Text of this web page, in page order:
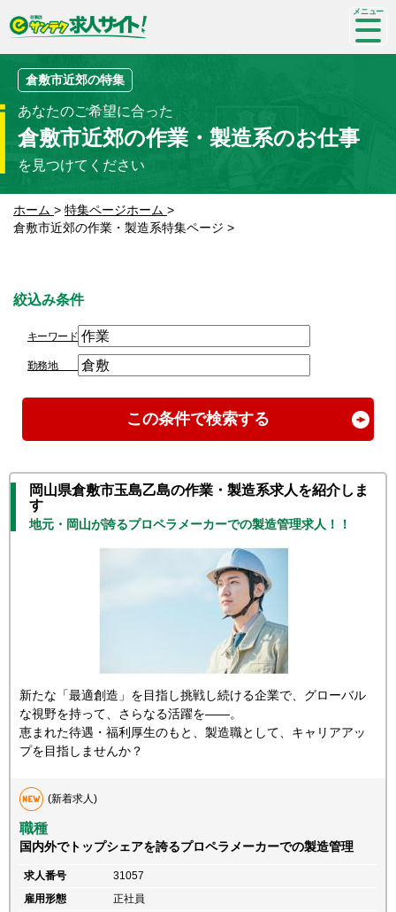
SP-
me
倉敷市近郊の特集
あなたのご希望に合った
倉敷市近郊の作業・製造系のお仕事
を見つけてください
ホーム > 特集ページホーム >
倉敷市近郊の作業・製造系特集ページ >
絞込み条件
キーワード
勤務地
この条件で検索する
岡山県倉敷市玉島乙島の作業・製造系求人を紹介しま
す
地元・岡山が誇るプロペラメーカーでの製造管理求人！！
新たな「最適創造」を目指し挑戦し続ける企業で、グローバル
な視野を持って、さらなる活躍を――。
恵まれた待遇・福利厚生のもと、製造職として、キャリアアッ
プを目指しませんか？
(新着求人)
職種
国内外でトップシェアを誇るプロペラメーカーでの製造管理
求人番号
31057
雇用形態
正社員